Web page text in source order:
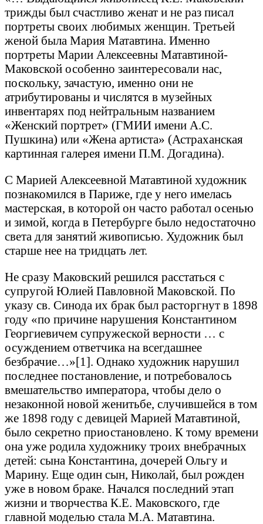
трижды был счастливо женат и не раз писал
портреты своих любимых женщин. Третьей
женой была Мария Матавтина. Именно
портреты Марии Алексеевны Матавтиной-
Маковской особенно заинтересовали нас,
поскольку, зачастую, именно они не
атрибутированы и числятся в музейных
инвентарях под нейтральным названием
«Женский портрет» (ГМИИ имени А.С.
Пушкина) или «Жена артиста» (Астраханская
картинная галерея имени П.М. Догадина).
С Марией Алексеевной Матавтиной художник
познакомился в Париже, где у него имелась
мастерская, в которой он часто работал осенью
и зимой, когда в Петербурге было недостаточно
света для занятий живописью. Художник был
старше нее на тридцать лет.
Не сразу Маковский решился расстаться с
супругой Юлией Павловной Маковской. По
указу св. Синода их брак был расторгнут в 1898
году «по причине нарушения Константином
Георгиевичем супружеской верности … с
осуждением ответчика на всегдашнее
безбрачие…»[1]. Однако художник нарушил
последнее постановление, и потребовалось
вмешательство императора, чтобы дело о
незаконной новой женитьбе, случившейся в том
же 1898 году с девицей Марией Матавтиной,
было секретно приостановлено. К тому времени
она уже родила художнику троих внебрачных
детей: сына Константина, дочерей Ольгу и
Марину. Еще один сын, Николай, был рожден
уже в новом браке. Начался последний этап
жизни и творчества К.Е. Маковского, где
главной моделью стала М.А. Матавтина.